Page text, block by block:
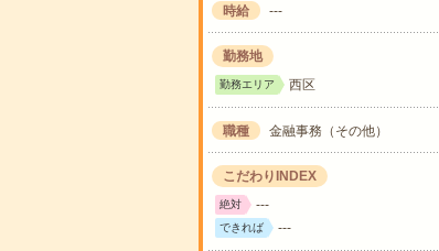
時給 ---
勤務地
勤務エリア 西区
職種 金融事務（その他）
こだわりINDEX
絶対 ---
できれば ---